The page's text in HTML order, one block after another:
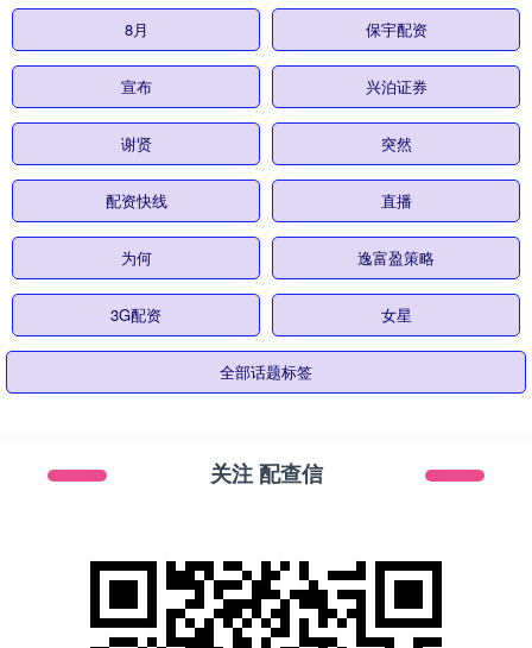
8月 保宇配资
宣布 兴泊证券
谢贤 突然
配资快线 直播
为何 逸富盈策略
3G配资 女星
全部话题标签
关注 配查信